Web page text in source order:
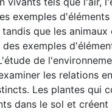
exemples d'éléments
que les animaux
exemples
de
les relations
Les plantes qui
dans le sol et créent